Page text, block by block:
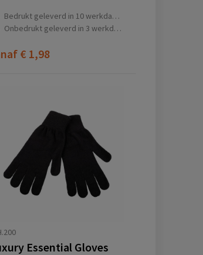
Bedrukt geleverd in 10 werkdag(en)
Onbedrukt geleverd in 3 werkdag(en)
€ 1,98
Essential Gloves